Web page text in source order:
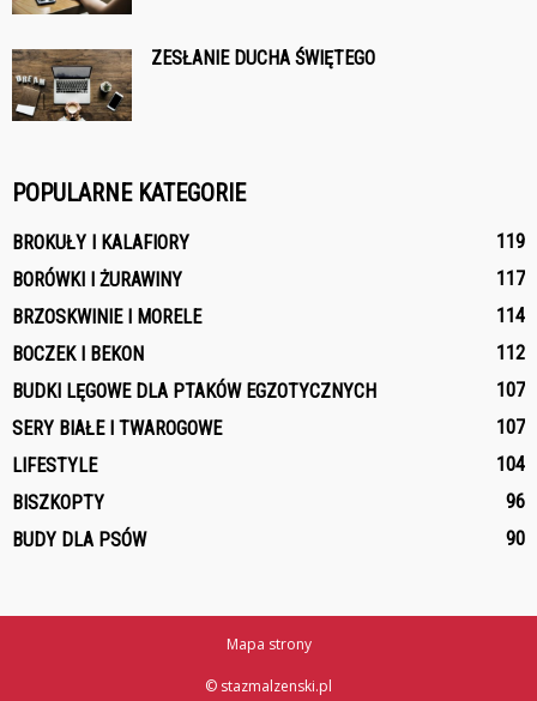
ZESŁANIE DUCHA ŚWIĘTEGO
POPULARNE KATEGORIE
BROKUŁY I KALAFIORY
119
BORÓWKI I ŻURAWINY
117
BRZOSKWINIE I MORELE
114
BOCZEK I BEKON
112
BUDKI LĘGOWE DLA PTAKÓW EGZOTYCZNYCH
107
SERY BIAŁE I TWAROGOWE
107
LIFESTYLE
104
BISZKOPTY
96
BUDY DLA PSÓW
90
Mapa strony
© stazmalzenski.pl